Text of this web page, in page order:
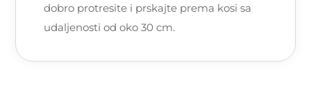
dobro protresite i prskajte prema kosi sa
udaljenosti od oko 30 cm.